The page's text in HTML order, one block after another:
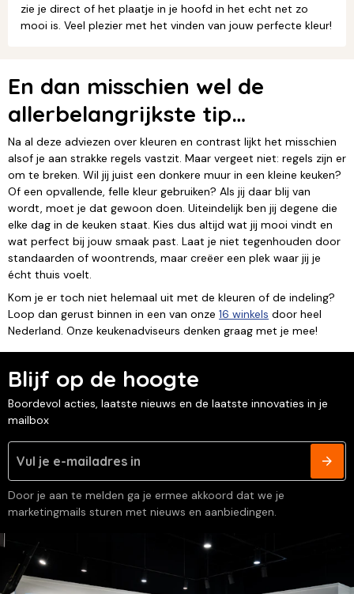
zie je direct of het plaatje in je hoofd in het echt net zo
mooi is. Veel plezier met het vinden van jouw perfecte kleur!
En dan misschien wel de
allerbelangrijkste tip…
Na al deze adviezen over kleuren en contrast lijkt het misschien
alsof je aan strakke regels vastzit. Maar vergeet niet: regels zijn er
om te breken. Wil jij juist een donkere muur in een kleine keuken?
Of een opvallende, felle kleur gebruiken? Als jij daar blij van
wordt, moet je dat gewoon doen. Uiteindelijk ben jij degene die
elke dag in de keuken staat. Kies dus altijd wat jij mooi vindt en
wat perfect bij jouw smaak past. Laat je niet tegenhouden door
standaarden of woontrends, maar creëer een plek waar jij je
écht thuis voelt.
Kom je er toch niet helemaal uit met de kleuren of de indeling?
Loop dan gerust binnen in een van onze 16 winkels door heel
Nederland. Onze keukenadviseurs denken graag met je mee!
Blijf op de hoogte
Boordevol acties, laatste nieuws en de laatste innovaties in je
mailbox
Door je aan te melden ga je ermee akkoord dat we je
marketingmails sturen met nieuws en aanbiedingen.